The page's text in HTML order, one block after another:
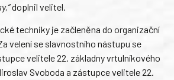
doplnil velitel.
techniky je začleněna do organizační
velení se slavnostního nástupu se
velitele 22. základny vrtulníkového
Svoboda a zástupce velitele 22.